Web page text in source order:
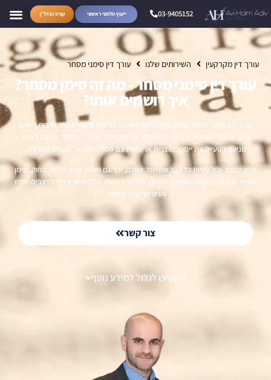
03-9405152 ייעוץ טלפוני ראשוני קורס הנדל״ן
עורך דין מקרקעין השירותים שלנו עורך דין סימני מסחר
עורך דין סימני מסחר - מה זה סימן מסחר?
איך רושמים אותו?
עורך דין סימני מסחר עוסק במתן ייעוץ משפטי בנושאי סימני מסחר לרבות רישום
סימן מסחרי ואכיפה. בנוסף, התנהלות אל מול רשם סימני המסחר. בעצם לצורך
מניעת הטעייה עת יימכר מוצרים או שירות עם סמל דומה אך ממותג מתחרה.
סימן מסחר יכול להיות כל דבר שמייחד אתכם, וכך גם מוגדר סימן מסחר בחוק, סימן
מסחר יכול להתבטא באותיות, ספרות, מילים, דמויות, סמלים או צירוף הדברים יחדיו
והרשימה עוד פתוחה.
צור קשר
המשיכו לגלול למידע נוסף